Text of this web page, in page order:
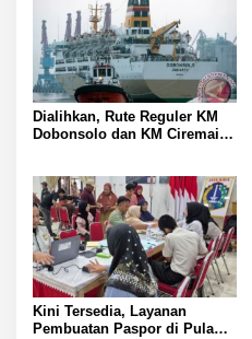
Dialihkan, Rute Reguler KM
Dobonsolo dan KM Ciremai
Kini Tersedia, Layanan
Pembuatan Paspor di Pulau